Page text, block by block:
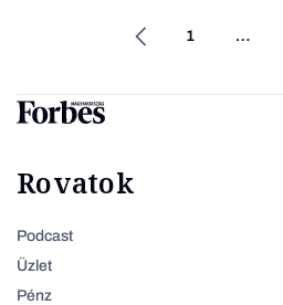
1 …
Rovatok
Podcast
Üzlet
Pénz